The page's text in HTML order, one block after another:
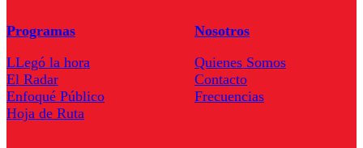
Programas
LLegó la hora
El Radar
Enfoqué Público
Hoja de Ruta
Nosotros
Quienes Somos
Contacto
Frecuencias